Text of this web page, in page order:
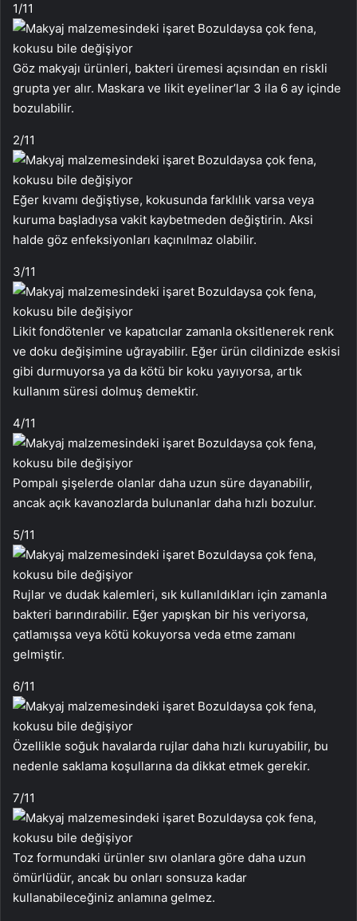
1/11
Göz makyajı ürünleri, bakteri üremesi açısından en riskli
grupta yer alır. Maskara ve likit eyeliner’lar 3 ila 6 ay içinde
bozulabilir.
2/11
Eğer kıvamı değiştiyse, kokusunda farklılık varsa veya
kuruma başladıysa vakit kaybetmeden değiştirin. Aksi
halde göz enfeksiyonları kaçınılmaz olabilir.
3/11
Likit fondötenler ve kapatıcılar zamanla oksitlenerek renk
ve doku değişimine uğrayabilir. Eğer ürün cildinizde eskisi
gibi durmuyorsa ya da kötü bir koku yayıyorsa, artık
kullanım süresi dolmuş demektir.
4/11
Pompalı şişelerde olanlar daha uzun süre dayanabilir,
ancak açık kavanozlarda bulunanlar daha hızlı bozulur.
5/11
Rujlar ve dudak kalemleri, sık kullanıldıkları için zamanla
bakteri barındırabilir. Eğer yapışkan bir his veriyorsa,
çatlamışsa veya kötü kokuyorsa veda etme zamanı
gelmiştir.
6/11
Özellikle soğuk havalarda rujlar daha hızlı kuruyabilir, bu
nedenle saklama koşullarına da dikkat etmek gerekir.
7/11
Toz formundaki ürünler sıvı olanlara göre daha uzun
ömürlüdür, ancak bu onları sonsuza kadar
kullanabileceğiniz anlamına gelmez.